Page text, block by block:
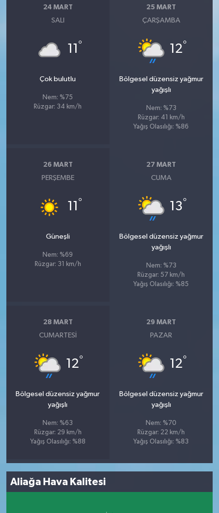
24 MART
SALI
11 °
Çok bulutlu
Nem: %75
Rüzgar: 34 km/h
25 MART
ÇARŞAMBA
12°
Bölgesel düzensiz yağmur
yağışlı
Nem: %73
Rüzgar: 41 km/h
Yağış Olasılığı: %86
26 MART
PERŞEMBE
11 °
Güneşli
Nem: %69
Rüzgar: 31 km/h
27 MART
CUMA
13°
Bölgesel düzensiz yağmur
yağışlı
Nem: %73
Rüzgar: 57 km/h
Yağış Olasılığı: %85
28 MART
CUMARTESI
12°
Bölgesel düzensiz yağmur
yağışlı
Nem: %63
Rüzgar: 29 km/h
Yağış Olasılığı: %88
29 MART
PAZAR
12°
Bölgesel düzensiz yağmur
yağışlı
Nem: %70
Rüzgar: 22 km/h
Yağış Olasılığı: %83
Aliağa Hava Kalitesi